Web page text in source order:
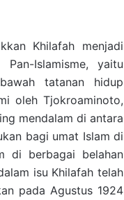
Khilafah menjadi
Islamisme, yaitu
tatanan hidup
oleh Tjokroaminoto,
mendalam di antara
bagi umat Islam di
di berbagai belahan
isu Khilafah telah
pada Agustus 1924